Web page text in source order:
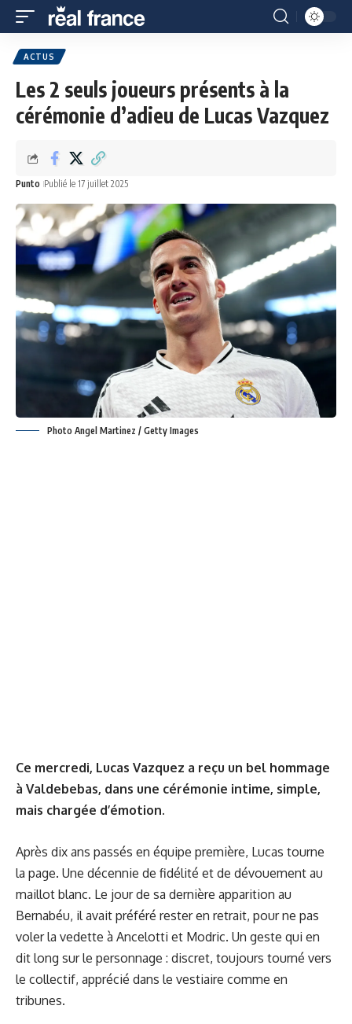
ACTUS
Les 2 seuls joueurs présents à la
cérémonie d’adieu de Lucas Vazquez
Punto Publié le 17 juillet 2025
Photo Angel Martinez / Getty Images
Ce mercredi, Lucas Vazquez a reçu un bel hommage
à Valdebebas, dans une cérémonie intime, simple,
mais chargée d’émotion.
Après dix ans passés en équipe première, Lucas tourne
la page. Une décennie de fidélité et de dévouement au
maillot blanc. Le jour de sa dernière apparition au
Bernabéu, il avait préféré rester en retrait, pour ne pas
voler la vedette à Ancelotti et Modric. Un geste qui en
dit long sur le personnage : discret, toujours tourné vers
le collectif, apprécié dans le vestiaire comme en
tribunes.